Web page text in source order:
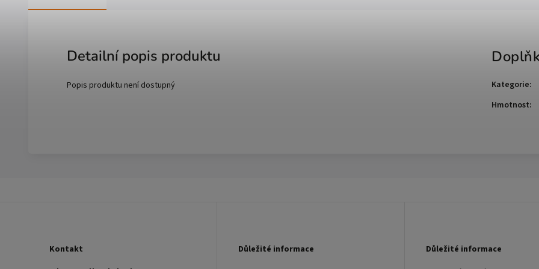
Detailní popis produktu
Popis produktu není dostupný Kategorie:
Hmotnost:
Kontakt
Důležité informace
Důležité informace